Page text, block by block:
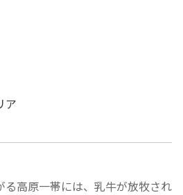
ア
る高原一帯には、乳牛が放牧され